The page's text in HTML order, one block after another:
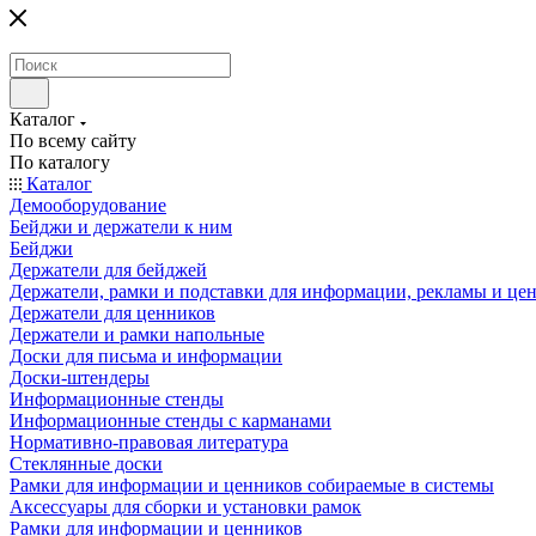
Каталог
По всему сайту
По каталогу
Каталог
Демооборудование
Бейджи и держатели к ним
Бейджи
Держатели для бейджей
Держатели, рамки и подставки для информации, рекламы и
Держатели для ценников
Держатели и рамки напольные
Доски для письма и информации
Доски-штендеры
Информационные стенды
Информационные стенды с карманами
Нормативно-правовая литература
Стеклянные доски
Рамки для информации и ценников собираемые в системы
Аксессуары для сборки и установки рамок
Рамки для информации и ценников